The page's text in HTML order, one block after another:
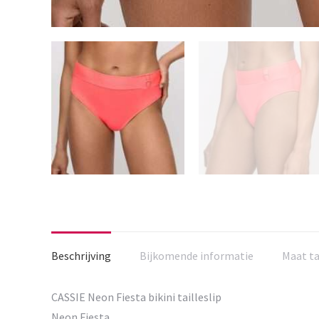
Beschrijving Bijkomende informatie Maat
CASSIE Neon Fiesta bikini tailleslip